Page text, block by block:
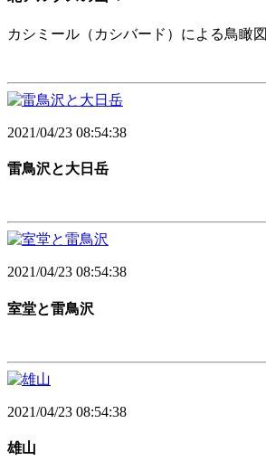
カシミール（カシバード）による鳥瞰図
2021/04/23 08:54:38
雷鳥沢と大日岳
2021/04/23 08:54:38
室堂と雷鳥沢
2021/04/23 08:54:38
雄山